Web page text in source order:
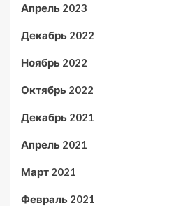
Апрель 2023
Декабрь 2022
Ноябрь 2022
Октябрь 2022
Декабрь 2021
Апрель 2021
Март 2021
Февраль 2021